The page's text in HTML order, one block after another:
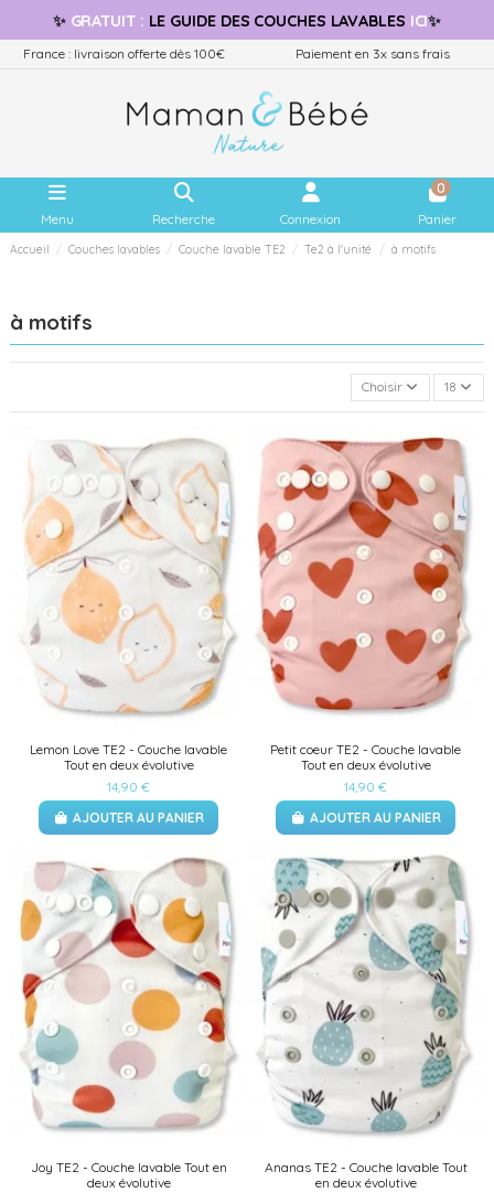
✨ GRATUIT: LE GUIDE DES COUCHES LAVABLES ICI✨
France : livraison offerte dès 100€ Paiement en 3x sans frais
Menu Recherche Connexion
0
Panier
Accueil Couches lavables Couche lavable TE2 Te2 à l'unité à motifs
à motifs
Choisir 18
Lemon Love TE2 - Couche lavable
Tout en deux évolutive
14,90 €
AJOUTER AU PANIER
Petit coeur TE2 - Couche lavable
Tout en deux évolutive
14,90 €
AJOUTER AU PANIER
Joy TE2 - Couche lavable Tout en
deux évolutive
Ananas TE2 - Couche lavable Tout
en deux évolutive